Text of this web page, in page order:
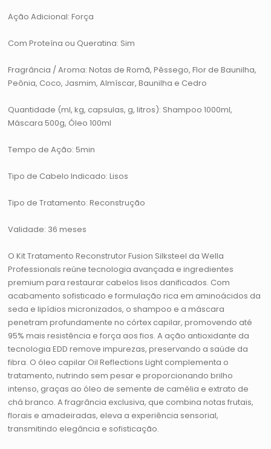
Ação Adicional: Força
Com Proteína ou Queratina: Sim
Fragrância / Aroma: Notas de Romã, Pêssego, Flor de Baunilha,
Peônia, Coco, Jasmim, Almíscar, Baunilha e Cedro
Quantidade (ml, kg, capsulas, g, litros): Shampoo 1000ml,
Máscara 500g, Óleo 100ml
Tempo de Ação: 5min
Tipo de Cabelo Indicado: Lisos
Tipo de Tratamento: Reconstrução
Validade: 36 meses
O Kit Tratamento Reconstrutor Fusion Silksteel da Wella
Professionals reúne tecnologia avançada e ingredientes
premium para restaurar cabelos lisos danificados. Com
acabamento sofisticado e formulação rica em aminoácidos da
seda e lipídios micronizados, o shampoo e a máscara
penetram profundamente no córtex capilar, promovendo até
95% mais resistência e força aos fios. A ação antioxidante da
tecnologia EDD remove impurezas, preservando a saúde da
fibra. O óleo capilar Oil Reflections Light complementa o
tratamento, nutrindo sem pesar e proporcionando brilho
intenso, graças ao óleo de semente de camélia e extrato de
chá branco. A fragrância exclusiva, que combina notas frutais,
florais e amadeiradas, eleva a experiência sensorial,
transmitindo elegância e sofisticação.